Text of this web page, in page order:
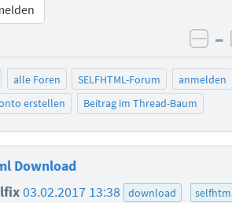
–
alle Foren SELFHTML-Forum
anmelden
erstellen
Beitrag im Thread-Baum
Download
03.02.2017 13:38 download